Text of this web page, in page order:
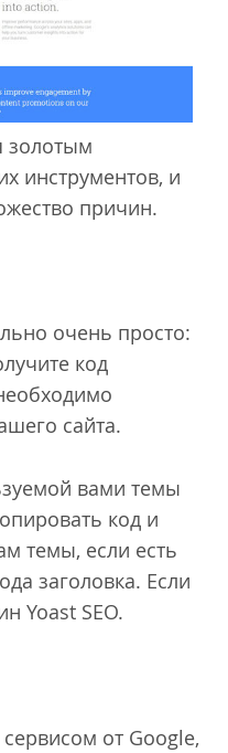
золотым
инструментов, и
причин.
очень просто:
код
сайта.
вами темы
код и
темы, если есть
заголовка. Если
Yoast SEO.
от Google,